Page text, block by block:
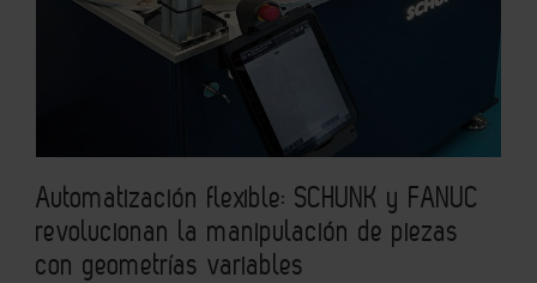
Automatización flexible: SCHUNK y FANUC
revolucionan la manipulación de piezas
con geometrías variables